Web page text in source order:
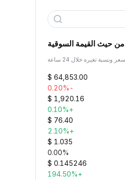
من حيث القيمة السوقية
ونسبة تغيره خلال 24 ساعة
$ 64,853.00
-0.20%
$ 1,920.16
+0.10%
$ 76.40
+2.10%
$ 1.035
0.00%
$ 0.145246
+194.50%